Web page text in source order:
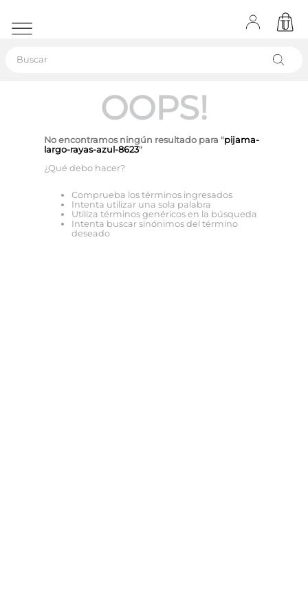
OOPS!
No encontramos ningún resultado para "pijama-
largo-rayas-azul-8623"
¿Qué debo hacer?
Comprueba los términos ingresados
Intenta utilizar una sola palabra
Utiliza términos genéricos en la búsqueda
Intenta buscar sinónimos del término
deseado